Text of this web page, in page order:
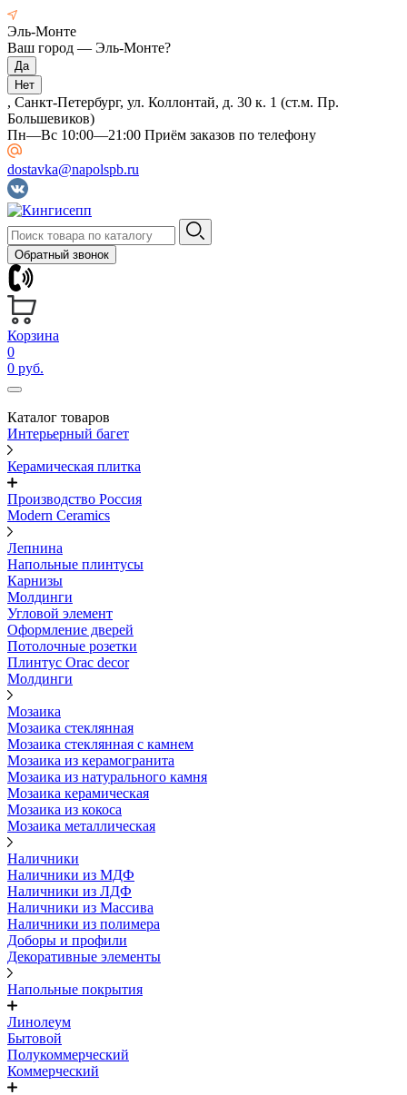
Эль-Монте
Ваш город — Эль-Монте?
, Санкт-Петербург, ул. Коллонтай, д. 30 к. 1 (ст.м. Пр.
Большевиков)
Пн—Вс 10:00—21:00 Приём заказов по телефону
dostavka@napolspb.ru
Обратный звонок
Корзина
0
0 руб.
Каталог товаров
Интерьерный багет
Керамическая плитка
Производство Россия
Modern Ceramics
Лепнина
Напольные плинтусы
Карнизы
Молдинги
Угловой элемент
Оформление дверей
Потолочные розетки
Плинтус Orac decor
Молдинги
Мозаика
Мозаика стеклянная
Мозаика стеклянная с камнем
Мозаика из керамогранита
Мозаика из натурального камня
Мозаика керамическая
Мозаика из кокоса
Мозаика металлическая
Наличники
Наличники из МДФ
Наличники из ЛДФ
Наличники из Массива
Наличники из полимера
Доборы и профили
Декоративные элементы
Напольные покрытия
Линолеум
Бытовой
Полукоммерческий
Коммерческий